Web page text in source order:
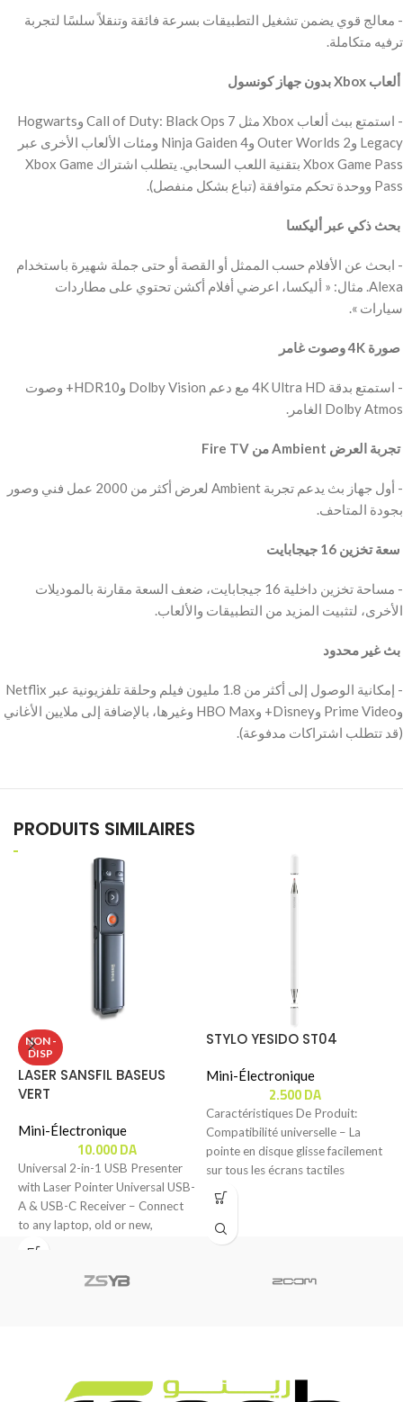
‫- معالج قوي يضمن تشغيل التطبيقات بسرعة فائقة وتنقلاً سلسًا لتجربة
ترفيه متكاملة.
‫ ألعاب Xbox بدون جهاز كونسول
‫- استمتع ببث ألعاب Xbox مثل Call of Duty: Black Ops 7 وHogwarts
Legacy وOuter Worlds 2 وNinja Gaiden 4 ومئات الألعاب الأخرى عبر
Xbox Game Pass بتقنية اللعب السحابي. يتطلب اشتراك Xbox Game
Pass ووحدة تحكم متوافقة (تباع بشكل منفصل).
‫ بحث ذكي عبر أليكسا
‫- ابحث عن الأفلام حسب الممثل أو القصة أو حتى جملة شهيرة باستخدام
Alexa. مثال: « أليكسا، اعرضي أفلام أكشن تحتوي على مطاردات
سيارات ».
‫ صورة 4K وصوت غامر
‫- استمتع بدقة 4K Ultra HD مع دعم Dolby Vision وHDR10+ وصوت
Dolby Atmos الغامر.
‫ تجربة العرض Ambient من Fire TV
‫- أول جهاز بث يدعم تجربة Ambient لعرض أكثر من 2000 عمل فني وصور
بجودة المتاحف.
‫ سعة تخزين 16 جيجابايت
‫- مساحة تخزين داخلية 16 جيجابايت، ضعف السعة مقارنة بالموديلات
الأخرى، لتثبيت المزيد من التطبيقات والألعاب.
‫ بث غير محدود
‫- إمكانية الوصول إلى أكثر من 1.8 مليون فيلم وحلقة تلفزيونية عبر Netflix
وPrime Video وDisney+ وHBO Max وغيرها، بالإضافة إلى ملايين الأغاني
(قد تتطلب اشتراكات مدفوعة).
PRODUITS SIMILAIRES
NON -
DISP
LASER SANSFIL BASEUS
VERT
Mini-Électronique
10.000DA
Universal 2-in-1 USB Presenter
with Laser Pointer Universal USB-
A & USB-C Receiver – Connect
to any laptop, old or new,
STYLO YESIDO ST04
Mini-Électronique
2.500DA
Caractéristiques De Produit:
Compatibilité universelle – La
pointe en disque glisse facilement
sur tous les écrans tactiles
capacitifs et répond